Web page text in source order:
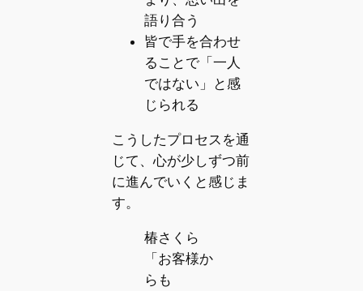
語り合う
皆で手を合わせ
ることで「一人
ではない」と感
じられる
こうしたプロセスを通
じて、心が少しずつ前
に進んでいくと感じま
す。
椿さくら
「お客様か
らも